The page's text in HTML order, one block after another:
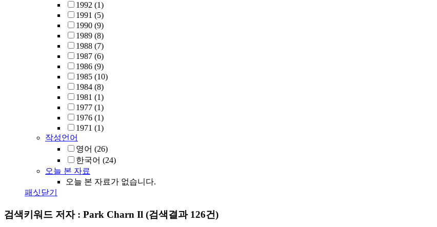
1992 (1)
1991 (5)
1990 (9)
1989 (8)
1988 (7)
1987 (6)
1986 (9)
1985 (10)
1984 (8)
1981 (1)
1977 (1)
1976 (1)
1971 (1)
작성언어
영어 (26)
한국어 (24)
오늘 본 자료
오늘 본 자료가 없습니다.
패싯닫기
검색키워드 저자 : Park Charn Il (검색결과 126건)